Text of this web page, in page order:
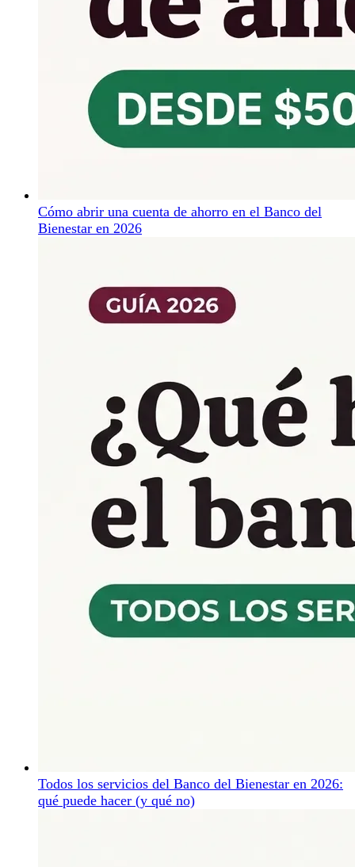
Cómo abrir una cuenta de ahorro en el Banco del
Bienestar en 2026
Todos los servicios del Banco del Bienestar en 2026:
qué puede hacer (y qué no)